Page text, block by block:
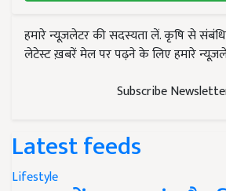
हमारे न्यूज़लेटर की सदस्यता लें. कृषि से
लेटेस्ट ख़बरें मेल पर पढ़ने के लिए हमारे
Subscribe
Latest feeds
Lifestyle